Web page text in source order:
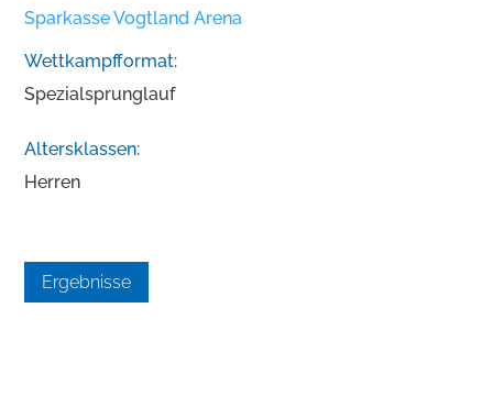
Sparkasse Vogtland Arena
Wettkampfformat:
Spezialsprunglauf
Altersklassen:
Herren
Ergebnisse